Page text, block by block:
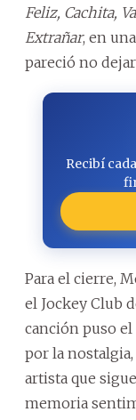
Feliz, Cachita,
Extrañar, en
pareció no
Recibí
Para el cierre,
el Jockey Club
canción puso
por la
artista que
memoria